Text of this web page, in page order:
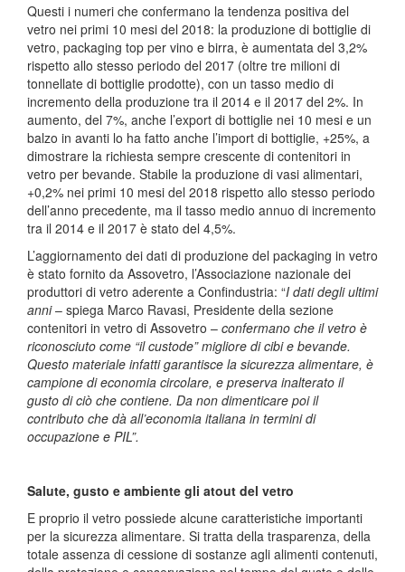
Questi i numeri che confermano la tendenza positiva del
vetro nei primi 10 mesi del 2018: la produzione di bottiglie di
vetro, packaging top per vino e birra, è aumentata del 3,2%
rispetto allo stesso periodo del 2017 (oltre tre milioni di
tonnellate di bottiglie prodotte), con un tasso medio di
incremento della produzione tra il 2014 e il 2017 del 2%. In
aumento, del 7%, anche l’export di bottiglie nei 10 mesi e un
balzo in avanti lo ha fatto anche l’import di bottiglie, +25%, a
dimostrare la richiesta sempre crescente di contenitori in
vetro per bevande. Stabile la produzione di vasi alimentari,
+0,2% nei primi 10 mesi del 2018 rispetto allo stesso periodo
dell’anno precedente, ma il tasso medio annuo di incremento
tra il 2014 e il 2017 è stato del 4,5%.
L’aggiornamento dei dati di produzione del packaging in vetro
è stato fornito da Assovetro, l’Associazione nazionale dei
produttori di vetro aderente a Confindustria: “I dati degli ultimi
anni– spiega Marco Ravasi, Presidente della sezione
contenitori in vetro di Assovetro – confermano che il vetro è
riconosciuto come “il custode” migliore di cibi e bevande.
Questo materiale infatti garantisce la sicurezza alimentare, è
campione di economia circolare, e preserva inalterato il
gusto di ciò che contiene. Da non dimenticare poi il
contributo che dà all’economia italiana in termini di
occupazione e PIL”.
Salute, gusto e ambiente gli atout del vetro
E proprio il vetro possiede alcune caratteristiche importanti
per la sicurezza alimentare. Si tratta della trasparenza, della
totale assenza di cessione di sostanze agli alimenti contenuti,